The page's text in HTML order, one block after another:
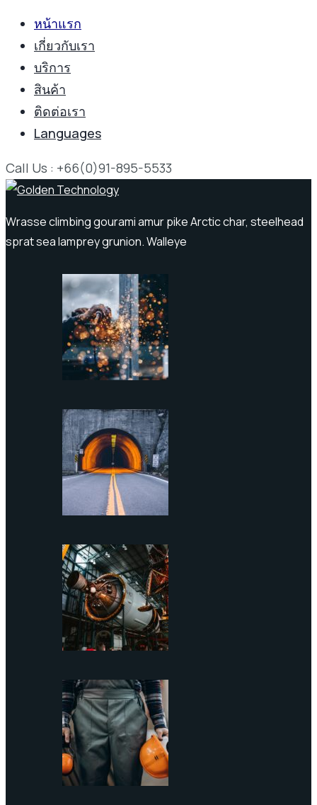
หน้าแรก
เกี่ยวกับเรา
บริการ
สินค้า
ติดต่อเรา
Languages
Call Us : +66(0)91-895-5533
Wrasse climbing gourami amur pike Arctic char, steelhead
sprat sea lamprey grunion. Walleye